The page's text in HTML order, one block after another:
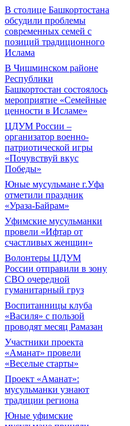
В столице Башкортостана
обсудили проблемы
современных семей с
позиций традиционного
Ислама
В Чишминском районе
Республики
Башкортостан состоялось
мероприятие «Семейные
ценности в Исламе»
ЦДУМ России –
организатор военно-
патриотической игры
«Почувствуй вкус
Победы»
Юные мусульмане г.Уфа
отметили праздник
«Ураза-Байрам»
Уфимские мусульманки
провели «Ифтар от
счастливых женщин»
Волонтеры ЦДУМ
России отправили в зону
СВО очередной
гуманитарный груз
Воспитанницы клуба
«Василя» с пользой
проводят месяц Рамазан
Участники проекта
«Аманат» провели
«Веселые старты»
Проект «Аманат»:
мусульманки узнают
традиции региона
Юные уфимские